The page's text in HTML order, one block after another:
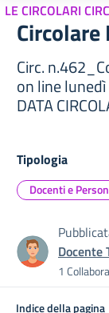
LE CIRCOLARI
Circ.
on line lunedì
DATA
Tipologia
Docenti e
Docente
1
Indice della pagina